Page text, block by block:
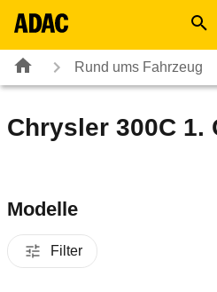
Rund ums Fahrzeug
Chrysler 300C 1.
Modelle
Filter